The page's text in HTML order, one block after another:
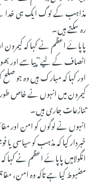
مذاہب کے لوگ ایک ہی خدا
رہ سکتے ہیں۔
پاپائے اعظم نے کہا کہ کیمرون
انصاف کے لیے”پیاسے اور
اور کہا کہ مبارک ہیں وہ جو
تنازعات جاری ہیں۔
انہوں نے لوگوں کو امن اور
خبردار کیا کہ مذہب کو سیاسی
انگولامیں پاپائے اعظم نے کہا
مضبوط کیا ہے تاکہ وہ امن،